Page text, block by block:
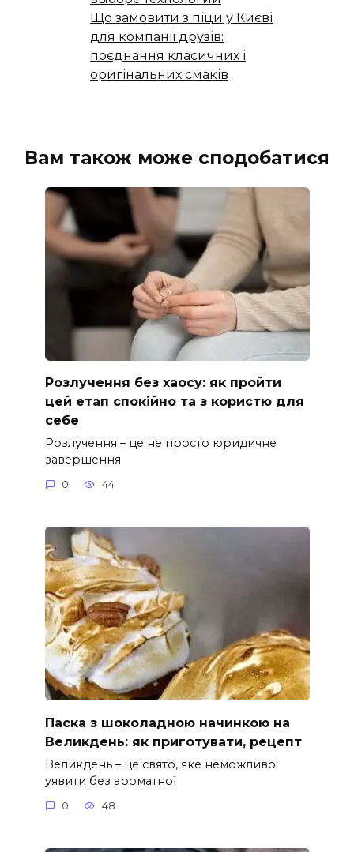
Що замовити з піци у Києві
для компанії друзів:
поєднання класичних і
оригінальних смаків
Вам також може сподобатися
Розлучення без хаосу: як пройти
цей етап спокійно та з користю для
себе
Розлучення – це не просто юридичне
завершення
0 44
Паска з шоколадною начинкою на
Великдень: як приготувати, рецепт
Великдень – це свято, яке неможливо
уявити без ароматної
0 48